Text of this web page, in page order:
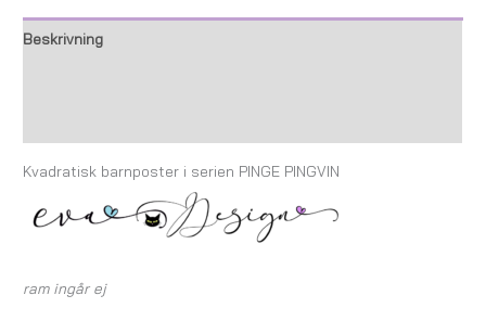
Beskrivning
Kvadratisk barnposter i serien PINGE PINGVIN
ram ingår ej